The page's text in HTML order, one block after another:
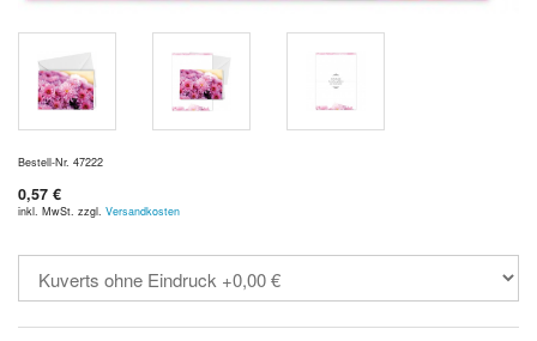
Bestell-Nr. 47222
0,57 €
inkl. MwSt. zzgl. Versandkosten